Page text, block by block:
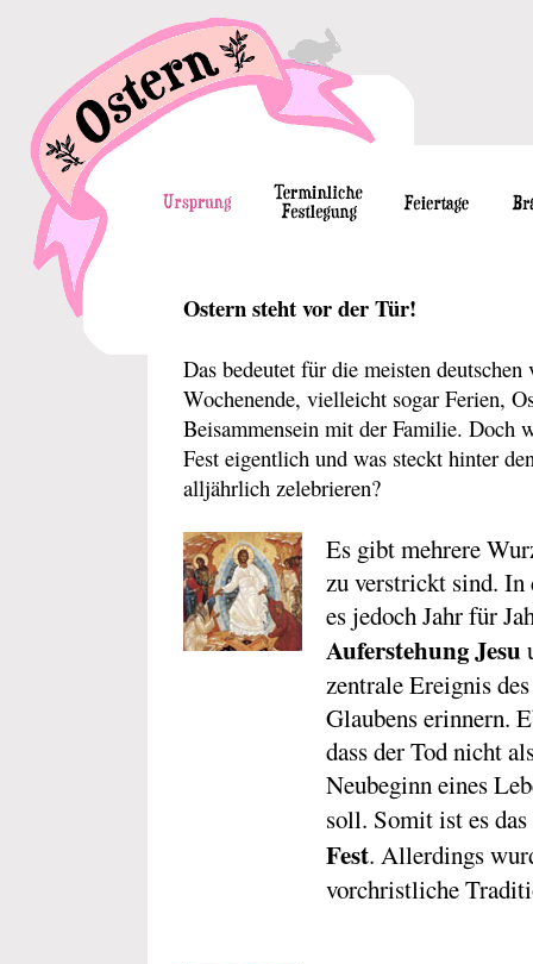
Ostern steht vor der Tür!
Das bedeutet für die meisten
Wochenende, vielleicht sogar Ferien,
Beisammensein mit der Familie. Doch
Fest eigentlich und was steckt hinter
alljährlich zelebrieren?
Es gibt mehrere
zu verstrickt sind. In
es jedoch Jahr für
Auferstehung Jesu
zentrale Ereignis
Glaubens erinnern.
dass der Tod nicht
Neubeginn eines
soll. Somit ist es das
Fest. Allerdings
vorchristliche